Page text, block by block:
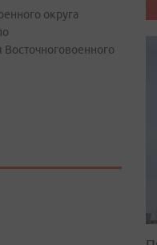
округа